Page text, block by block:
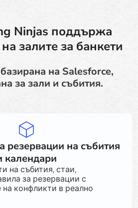
Ninjas поддържа
залите за банкети
на Salesforce,
за зали и събития.
резервации на събития
календари
на събития, стаи,
за резервации с
на конфликти в реално